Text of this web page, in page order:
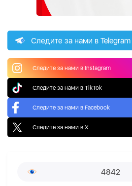
Следите за нами в Telegram
Следите за нами в Instagram
Следите за нами в TikTok
Следите за нами в Facebook
Следите за нами в X
4842